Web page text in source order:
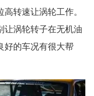
转速让涡轮工作。
让涡轮转子在无机油
好的车况有很大帮